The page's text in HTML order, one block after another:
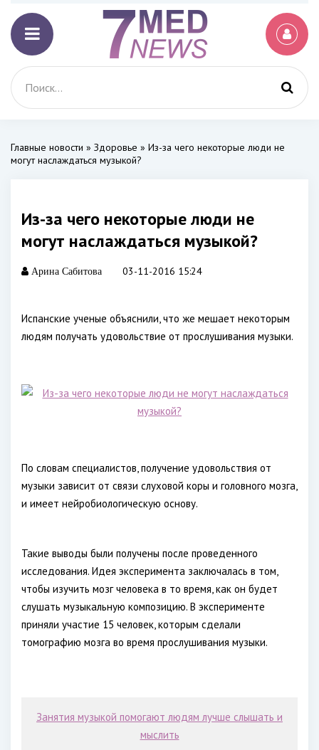
Главные новости » Здоровье » Из-за чего некоторые люди не
могут наслаждаться музыкой?
Из-за чего некоторые люди не
могут наслаждаться музыкой?
Арина Сабитова 03-11-2016 15:24
Испанские ученые объяснили, что же мешает некоторым
людям получать удовольствие от прослушивания музыки.
По словам специалистов, получение удовольствия от
музыки зависит от связи слуховой коры и головного мозга,
и имеет нейробиологическую основу.
Такие выводы были получены после проведенного
исследования. Идея эксперимента заключалась в том,
чтобы изучить мозг человека в то время, как он будет
слушать музыкальную композицию. В эксперименте
приняли участие 15 человек, которым сделали
томографию мозга во время прослушивания музыки.
Занятия музыкой помогают людям лучше слышать и
мыслить